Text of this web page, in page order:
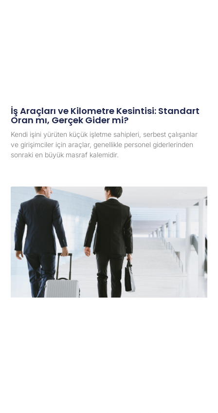
İş Araçları ve Kilometre Kesintisi: Standart
Oran mı, Gerçek Gider mi?
Kendi işini yürüten küçük işletme sahipleri, serbest çalışanlar
ve girişimciler için araçlar, genellikle personel giderlerinden
sonraki en büyük masraf kalemidir.